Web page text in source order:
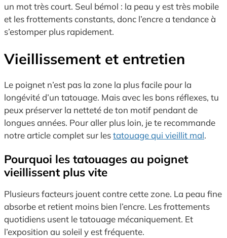
un mot très court. Seul bémol : la peau y est très mobile
et les frottements constants, donc l’encre a tendance à
s’estomper plus rapidement.
Vieillissement et entretien
Le poignet n’est pas la zone la plus facile pour la
longévité d’un tatouage. Mais avec les bons réflexes, tu
peux préserver la netteté de ton motif pendant de
longues années. Pour aller plus loin, je te recommande
notre article complet sur lestatouage qui vieillit mal.
Pourquoi les tatouages au poignet
vieillissent plus vite
Plusieurs facteurs jouent contre cette zone. La peau fine
absorbe et retient moins bien l’encre. Les frottements
quotidiens usent le tatouage mécaniquement. Et
l’exposition au soleil y est fréquente.